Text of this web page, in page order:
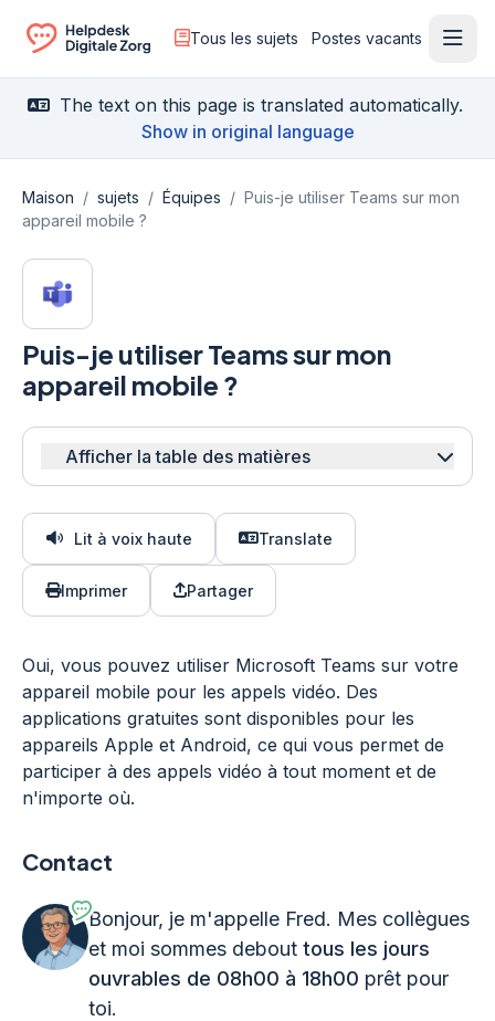
Ga naar de homepagina
Tous les sujets Postes vacants
The text on this page is translated automatically.
Show in original language
Maison / sujets / Équipes / Puis-je utiliser Teams sur mon
appareil mobile ?
Puis-je utiliser Teams sur mon
appareil mobile ?
Afficher la table des matières
Lit à voix haute Translate
Imprimer Partager
Oui, vous pouvez utiliser Microsoft Teams sur votre
appareil mobile pour les appels vidéo. Des
applications gratuites sont disponibles pour les
appareils Apple et Android, ce qui vous permet de
participer à des appels vidéo à tout moment et de
n'importe où.
Contact
Bonjour, je m'appelle Fred. Mes collègues
et moi sommes debout tous les jours
ouvrables de 08h00 à 18h00 prêt pour
toi.